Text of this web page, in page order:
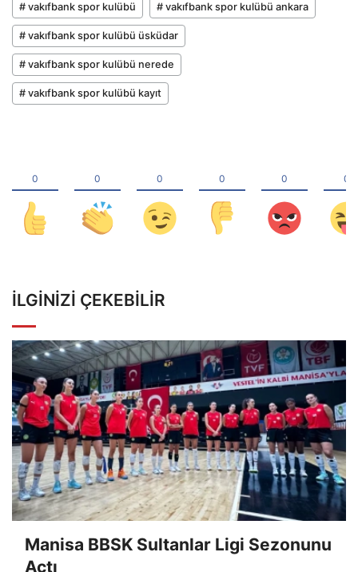
# vakıfbank spor kulübü # vakıfbank spor kulübü ankara
# vakıfbank spor kulübü üsküdar
# vakıfbank spor kulübü nerede
# vakıfbank spor kulübü kayıt
İLGINIZI ÇEKEBILIR
Manisa BBSK Sultanlar Ligi Sezonunu
Açtı